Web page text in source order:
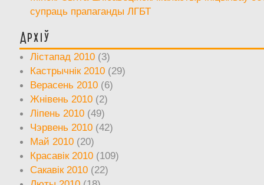
супраць прапаганды ЛГБТ
Архіў
Лістапад 2010 (3)
Кастрычнік 2010 (29)
Верасень 2010 (6)
Жнівень 2010 (2)
Ліпень 2010 (49)
Чэрвень 2010 (42)
Май 2010 (20)
Красавік 2010 (109)
Сакавік 2010 (22)